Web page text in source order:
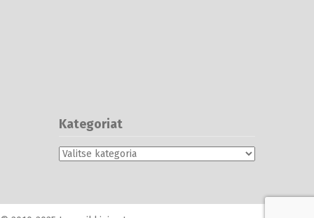
Kategoriat
Kategoriat